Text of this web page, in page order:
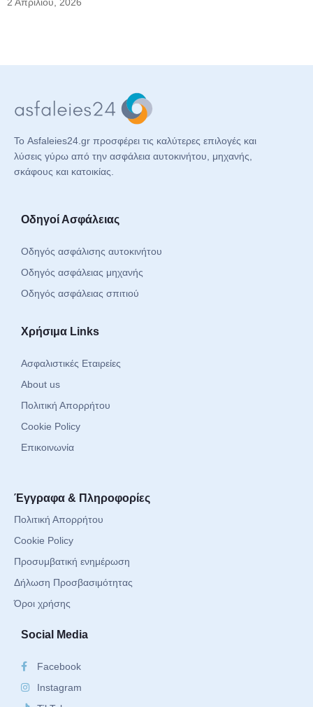
2 Απριλίου, 2026
Το Asfaleies24.gr προσφέρει τις καλύτερες επιλογές και
λύσεις γύρω από την ασφάλεια αυτοκινήτου, μηχανής,
σκάφους και κατοικίας.
Οδηγοί Ασφάλειας
Οδηγός ασφάλισης αυτοκινήτου
Οδηγός ασφάλειας μηχανής
Οδηγός ασφάλειας σπιτιού
Χρήσιμα Links
Ασφαλιστικές Εταιρείες
About us
Πολιτική Απορρήτου
Cookie Policy
Επικοινωνία
Έγγραφα & Πληροφορίες
Πολιτική Απορρήτου
Cookie Policy
Προσυμβατική ενημέρωση
Δήλωση Προσβασιμότητας
Όροι χρήσης
Social Media
Facebook
Instagram